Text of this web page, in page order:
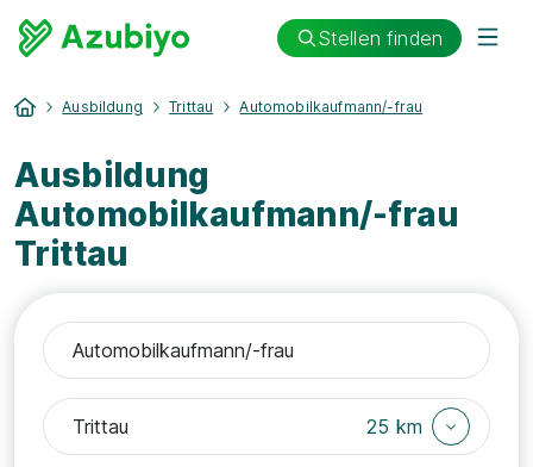
Stellen finden
Ausbildung Trittau Automobilkaufmann/-frau
Ausbildung
Automobilkaufmann/-frau
Trittau
25 km